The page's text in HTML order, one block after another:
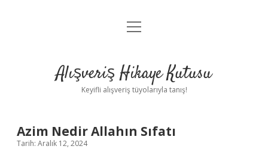
Anasayfa
Yasal Uyarı
menüyü
Alışveriş Hikaye Kutusu
Keyifli alışveriş tüyolarıyla tanış!
Azim Nedir Allahın Sıfatı
Tarih: Aralık 12, 2024